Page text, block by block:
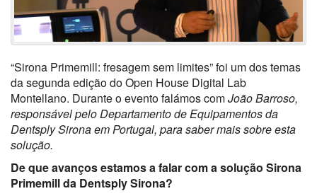
“Sirona Primemill: fresagem sem limites” foi um dos temas
dasegundaediçãodo Open House Digital Lab
Montellano. Durante o evento falámos comJoão Barroso,
responsável pelo Departamento de Equipamentos da
Dentsply Sirona em Portugal, para saber mais sobre esta
solução.
De que avanços estamos a falar com a solução Sirona
Primemill da Dentsply Sirona?